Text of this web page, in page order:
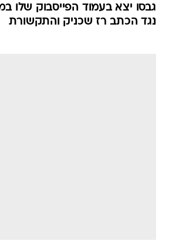
גבסו יצא בעמוד הפייסבוק שלו
נגד הכתב רז שכניק והתקשורת